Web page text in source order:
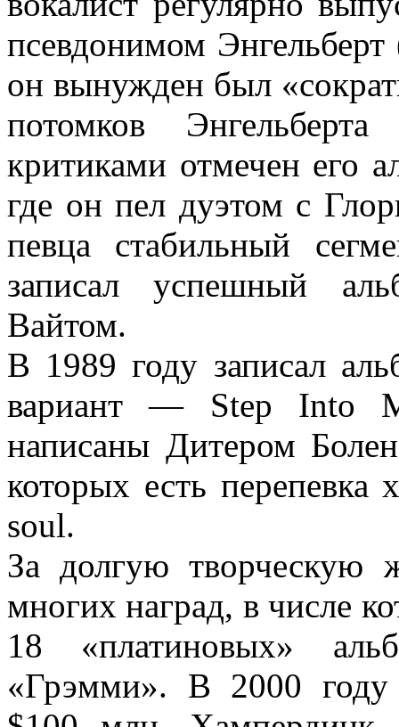
псевдонимом
он вынужден был
потомков
критиками отмечен его
где он пел дуэтом с
певца стабильный
записал успешный
Вайтом.
В 1989 году записал
вариант — Step Into
написаны Дитером
которых есть
soul.
За долгую творческую
многих наград, в числе
18 «платиновых»
«Грэмми». В 2000 году